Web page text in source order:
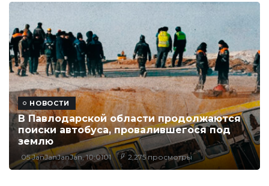
НОВОСТИ
В Павлодарской области продолжаются
поиски автобуса, провалившегося под
землю
05 JanJanJanJan, 10:0101 2,275 просмотры